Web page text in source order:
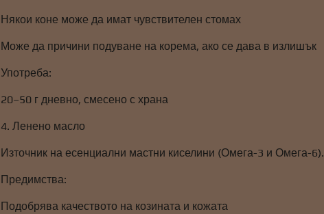
Някои коне може да имат чувствителен стомах
Може да причини подуване на корема, ако се дава в излишък
Употреба:
20–50 г дневно, смесено с храна
4. Ленено масло
Източник на есенциални мастни киселини (Омега-3 и Омега-6).
Предимства:
Подобрява качеството на козината и кожата